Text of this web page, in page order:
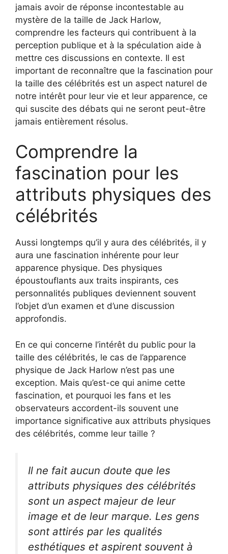
jamais avoir de réponse incontestable au
mystère de la taille de Jack Harlow,
comprendre les facteurs qui contribuent à la
perception publique et à la spéculation aide à
mettre ces discussions en contexte. Il est
important de reconnaître que la fascination pour
la taille des célébrités est un aspect naturel de
notre intérêt pour leur vie et leur apparence, ce
qui suscite des débats qui ne seront peut-être
jamais entièrement résolus.
Comprendre la
fascination pour les
attributs physiques des
célébrités
Aussi longtemps qu’il y aura des célébrités, il y
aura une fascination inhérente pour leur
apparence physique. Des physiques
époustouflants aux traits inspirants, ces
personnalités publiques deviennent souvent
l’objet d’un examen et d’une discussion
approfondis.
En ce qui concerne l’intérêt du public pour la
taille des célébrités, le cas de l’apparence
physique de Jack Harlow n’est pas une
exception. Mais qu’est-ce qui anime cette
fascination, et pourquoi les fans et les
observateurs accordent-ils souvent une
importance significative aux attributs physiques
des célébrités, comme leur taille ?
Il ne fait aucun doute que les
attributs physiques des célébrités
sont un aspect majeur de leur
image et de leur marque. Les gens
sont attirés par les qualités
esthétiques et aspirent souvent à